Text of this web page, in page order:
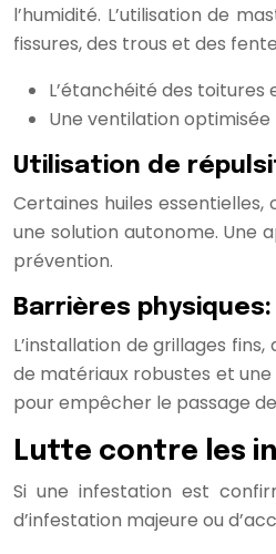
l’humidité. L’utilisation de
fissures, des trous et des
L’étanchéité des
Une ventilation
Utilisation de
Certaines huiles
une solution autonome. Une
prévention.
Barrières
L’installation de grillages
de matériaux robustes et
pour empêcher le passage
Lutte contre les
Si une infestation est
d’infestation majeure ou